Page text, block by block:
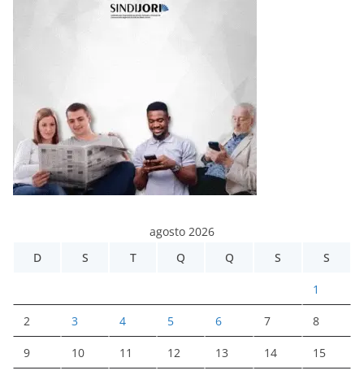
agosto 2026
D
S T Q Q S S
1
2 3 4 5 6 7 8
9 10 11 12 13 14 15